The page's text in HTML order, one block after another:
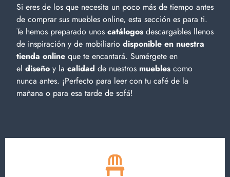
Si eres de los que necesita un poco más de tiempo antes
de comprar sus muebles online, esta sección es para ti.
Te hemos preparado unos catálogos descargables llenos
de inspiración y de mobiliario disponible en nuestra
tienda online que te encantará. Sumérgete en
el diseño y la calidad de nuestros muebles como
nunca antes. ¡Perfecto para leer con tu café de la
mañana o para esa tarde de sofá!